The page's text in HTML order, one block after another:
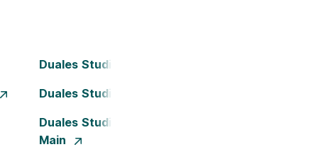
Duales Studium Bochum
Duales Studium Dortmund
Duales Studium Frankfurt am
Main